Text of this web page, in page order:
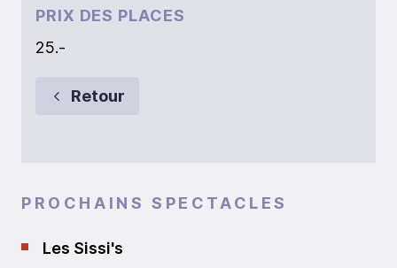
PRIX DES PLACES
25.-
Retour
PROCHAINS SPECTACLES
Les Sissi's